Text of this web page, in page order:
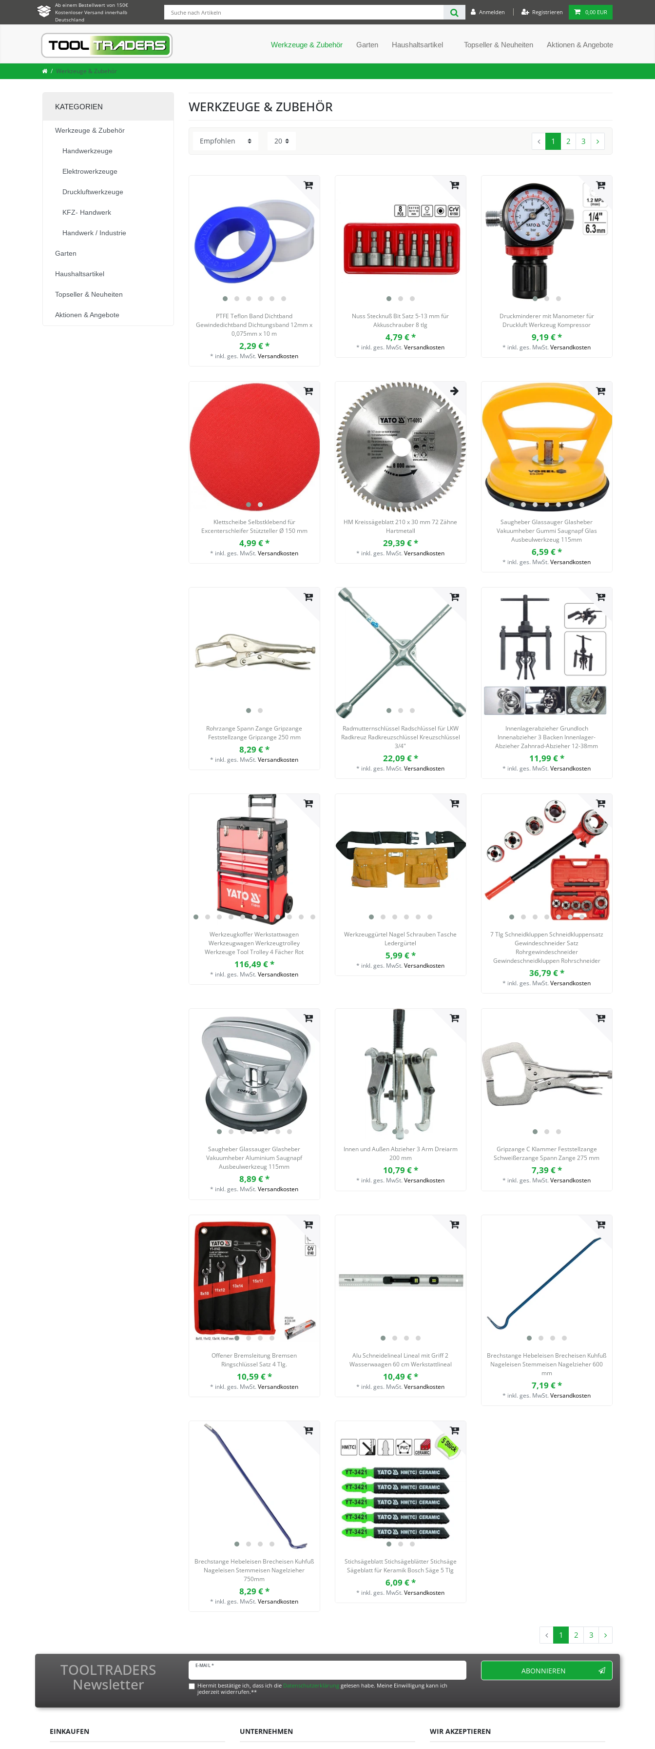
Anmelden Registrieren 0,00 EUR
Ab einem Bestellwert von 150€
Kostenloser Versand innerhalb
Deutschland
Werkzeuge & Zubehör Garten Haushaltsartikel Topseller & Neuheiten Aktionen & Angebote
Werkzeuge & Zubehör
KATEGORIEN
Werkzeuge & Zubehör
Handwerkzeuge
Elektrowerkzeuge
Druckluftwerkzeuge
KFZ- Handwerk
Handwerk / Industrie
Garten
Haushaltsartikel
Topseller & Neuheiten
Aktionen & Angebote
WERKZEUGE & ZUBEHÖR
1 2 3
PTFE Teflon Band Dichtband
Gewindedichtband Dichtungsband 12mm x
0,075mm x 10 m
2,29 € *
* inkl. ges. MwSt. Versandkosten
Nuss Stecknuß Bit Satz 5-13 mm für
Akkuschrauber 8 tlg
4,79 € *
* inkl. ges. MwSt. Versandkosten
Druckminderer mit Manometer für
Druckluft Werkzeug Kompressor
9,19 € *
* inkl. ges. MwSt. Versandkosten
Klettscheibe Selbstklebend für
Excenterschleifer Stützteller Ø 150 mm
4,99 € *
* inkl. ges. MwSt. Versandkosten
HM Kreissägeblatt 210 x 30 mm 72 Zähne
Hartmetall
29,39 € *
* inkl. ges. MwSt. Versandkosten
Saugheber Glassauger Glasheber
Vakuumheber Gummi Saugnapf Glas
Ausbeulwerkzeug 115mm
6,59 € *
* inkl. ges. MwSt. Versandkosten
Rohrzange Spann Zange Gripzange
Feststellzange Gripzange 250 mm
8,29 € *
* inkl. ges. MwSt. Versandkosten
Radmutternschlüssel Radschlüssel für LKW
Radkreuz Radkreuzschlüssel Kreuzschlüssel
3/4"
22,09 € *
* inkl. ges. MwSt. Versandkosten
Innenlagerabzieher Grundloch
Innenabzieher 3 Backen Innenlager-
Abzieher Zahnrad-Abzieher 12-38mm
11,99 € *
* inkl. ges. MwSt. Versandkosten
Werkzeugkoffer Werkstattwagen
Werkzeugwagen Werkzeugtrolley
Werkzeuge Tool Trolley 4 Fächer Rot
116,49 € *
* inkl. ges. MwSt. Versandkosten
Werkzeuggürtel Nagel Schrauben Tasche
Ledergürtel
5,99 € *
* inkl. ges. MwSt. Versandkosten
7 Tlg Schneidkluppen Schneidkluppensatz
Gewindeschneider Satz
Rohrgewindeschneider
Gewindeschneidkluppen Rohrschneider
36,79 € *
* inkl. ges. MwSt. Versandkosten
Saugheber Glassauger Glasheber
Vakuumheber Aluminium Saugnapf
Ausbeulwerkzeug 115mm
8,89 € *
* inkl. ges. MwSt. Versandkosten
Innen und Außen Abzieher 3 Arm Dreiarm
200 mm
10,79 € *
* inkl. ges. MwSt. Versandkosten
Gripzange C Klammer Feststellzange
Schweißerzange Spann Zange 275 mm
7,39 € *
* inkl. ges. MwSt. Versandkosten
Offener Bremsleitung Bremsen
Ringschlüssel Satz 4 Tlg.
10,59 € *
* inkl. ges. MwSt. Versandkosten
Alu Schneidelineal Lineal mit Griff 2
Wasserwaagen 60 cm Werkstattlineal
10,49 € *
* inkl. ges. MwSt. Versandkosten
Brechstange Hebeleisen Brecheisen Kuhfuß
Nageleisen Stemmeisen Nagelzieher 600
mm
7,19 € *
* inkl. ges. MwSt. Versandkosten
Brechstange Hebeleisen Brecheisen Kuhfuß
Nageleisen Stemmeisen Nagelzieher
750mm
8,29 € *
* inkl. ges. MwSt. Versandkosten
Stichsägeblatt Stichsägeblätter Stichsäge
Sägeblatt für Keramik Bosch Säge 5 Tlg
6,09 € *
* inkl. ges. MwSt. Versandkosten
1 2 3
TOOLTRADERS
Newsletter
E-MAIL *
Hiermit bestätige ich, dass ich die Daten­schutz­erklärunggelesen habe. Meine Einwilligung kann ich
jederzeit widerrufen.**
ABONNIEREN
EINKAUFEN UNTERNEHMEN WIR AKZEPTIEREN